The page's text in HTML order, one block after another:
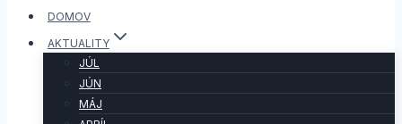
DOMOV
AKTUALITY
JÚL
JÚN
MÁJ